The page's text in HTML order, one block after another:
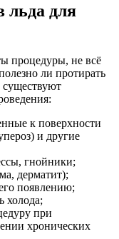
льда для
процедуры, не всё
ли протирать
к поверхности
и другие
гнойники;
дерматит);
появлению;
холода;
при
хронических